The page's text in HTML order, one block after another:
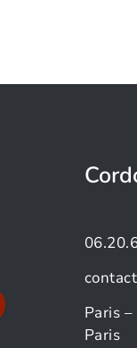
Paris
Paris